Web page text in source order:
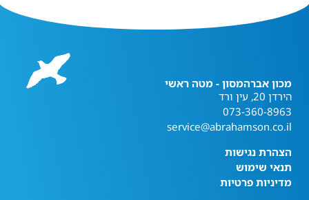
מכון אברהמסון - מטה ראשי
הירדן 20, עין ורד
073-360-8963
service@abrahamson.co.il
הצהרת נגישות
תנאי שימוש
מדיניות פרטיות